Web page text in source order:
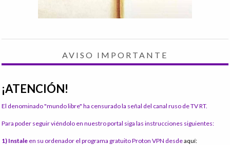
AVISO IMPORTANTE
¡ATENCIÓN!
El denominado "mundo libre" ha censurado la señal del canal ruso de TV RT.
Para poder seguir viéndolo en nuestro portal siga las instrucciones siguientes:
1) Instale en su ordenador el programa gratuito Proton VPN desdeaquí: